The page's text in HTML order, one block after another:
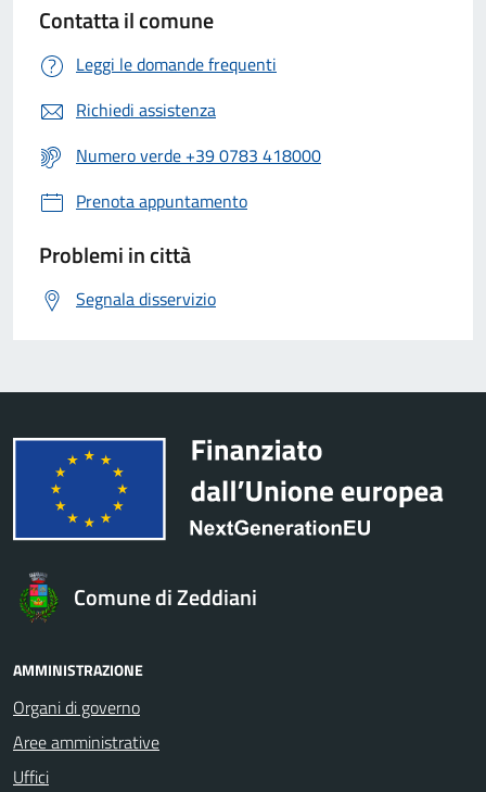
Contatta il comune
Leggi le domande frequenti
Richiedi assistenza
Numero verde +39 0783 418000
Prenota appuntamento
Problemi in città
Segnala disservizio
Comune di Zeddiani
AMMINISTRAZIONE
Organi di governo
Aree amministrative
Uffici